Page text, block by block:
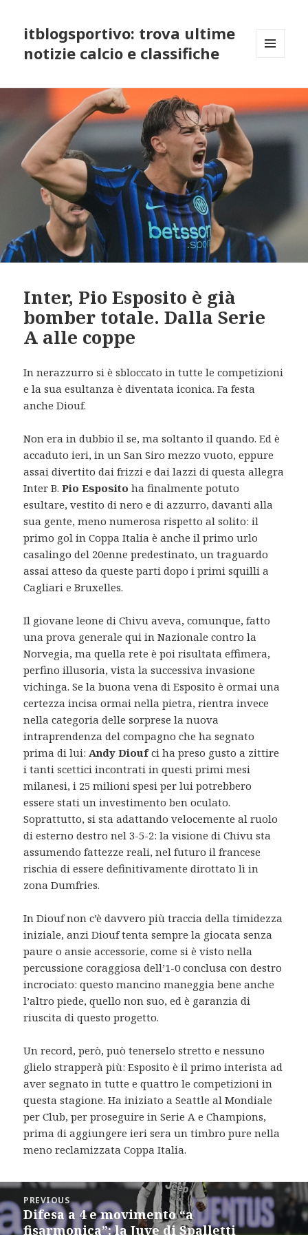
itblogsportivo: trova ultime
notizie calcio e classifiche
WIDGETS
Inter, Pio Esposito è già
bomber totale. Dalla Serie
A alle coppe
In nerazzurro si è sbloccato in tutte le competizioni
e la sua esultanza è diventata iconica. Fa festa
anche Diouf.
Non era in dubbio il se, ma soltanto il quando. Ed è
accaduto ieri, in un San Siro mezzo vuoto, eppure
assai divertito dai frizzi e dai lazzi di questa allegra
Inter B.Pio Esposito ha finalmente potuto
esultare, vestito di nero e di azzurro, davanti alla
sua gente, meno numerosa rispetto al solito: il
primo gol in Coppa Italia è anche il primo urlo
casalingo del 20enne predestinato, un traguardo
assai atteso da queste parti dopo i primi squilli a
Cagliari e Bruxelles.
Il giovane leone di Chivu aveva, comunque, fatto
una prova generale qui in Nazionale contro la
Norvegia, ma quella rete è poi risultata effimera,
perfino illusoria, vista la successiva invasione
vichinga. Se la buona vena di Esposito è ormai una
certezza incisa ormai nella pietra, rientra invece
nella categoria delle sorprese la nuova
intraprendenza del compagno che ha segnato
prima di lui: Andy Dioufci ha preso gusto a zittire
i tanti scettici incontrati in questi primi mesi
milanesi, i 25 milioni spesi per lui potrebbero
essere stati un investimento ben oculato.
Soprattutto, si sta adattando velocemente al ruolo
di esterno destro nel 3-5-2: la visione di Chivu sta
assumendo fattezze reali, nel futuro il francese
rischia di essere definitivamente dirottato lì in
zona Dumfries.
In Diouf non c’è davvero più traccia della timidezza
iniziale, anzi Diouf tenta sempre la giocata senza
paure o ansie accessorie, come si è visto nella
percussione coraggiosa dell’1-0 conclusa con destro
incrociato: questo mancino maneggia bene anche
l’altro piede, quello non suo, ed è garanzia di
riuscita di questo progetto.
Un record, però, può tenerselo stretto e nessuno
glielo strapperà più: Esposito è il primo interista ad
aver segnato in tutte e quattro le competizioni in
questa stagione. Ha iniziato a Seattle al Mondiale
per Club, per proseguire in Serie A e Champions,
prima di aggiungere ieri sera un timbro pure nella
meno reclamizzata Coppa Italia.
Post
navigation
PREVIOUS
Previous
post:
Difesa a 4 e movimento “a
fisarmonica”: la Juve di Spalletti